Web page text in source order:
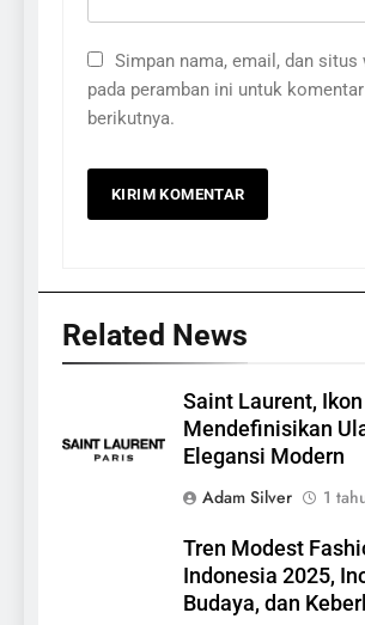
Simpan nama, email, dan situs
pada peramban ini untuk
berikutnya.
Related News
Saint Laurent,
Mendefinisikan
Elegansi Modern
Adam Silver
1
Tren Modest
Indonesia 2025,
Budaya, dan